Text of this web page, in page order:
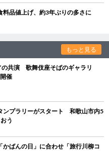
品値上げ、約3年ぶりの多さに
もっと見る
の共演 歌舞伎座そばのギャラリ
催
ンプラリーがスタート 和歌山市内5
う
ばんの日」に合わせ「旅行川柳コ